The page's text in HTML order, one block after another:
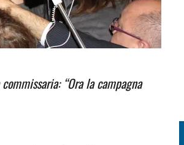
“Ora la campagna